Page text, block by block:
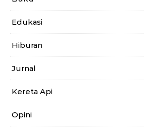
Edukasi
Hiburan
Jurnal
Kereta Api
Opini